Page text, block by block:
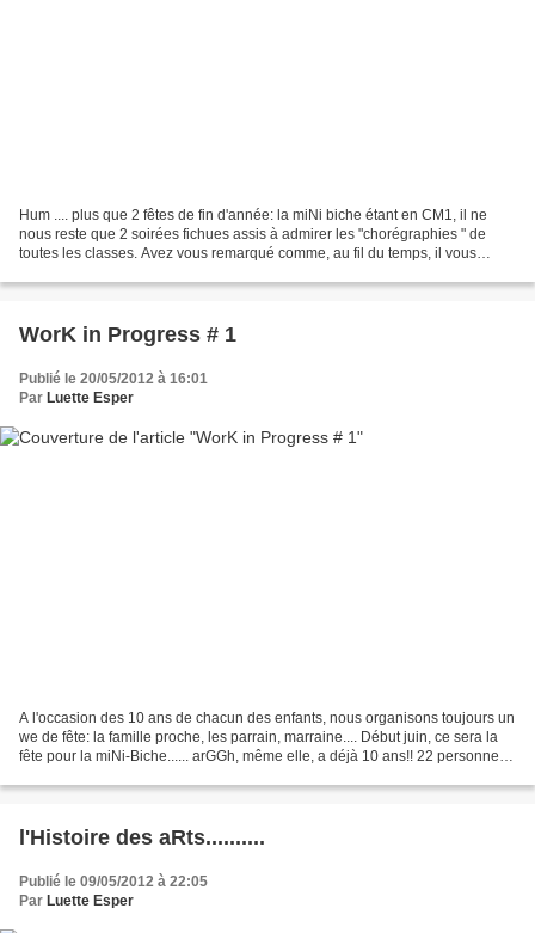
Hum .... plus que 2 fêtes de fin d'année: la miNi biche étant en CM1, il ne
nous reste que 2 soirées fichues assis à admirer les "chorégraphies " de
toutes les classes. Avez vous remarqué comme, au fil du temps, il vous
WorK in Progress # 1
Publié le 20/05/2012 à 16:01
Par Luette Esper
A l'occasion des 10 ans de chacun des enfants, nous organisons toujours un
we de fête: la famille proche, les parrain, marraine.... Début juin, ce sera la
fête pour la miNi-Biche...... arGGh, même elle, a déjà 10 ans!! 22 personnes
l'Histoire des aRts..........
Publié le 09/05/2012 à 22:05
Par Luette Esper